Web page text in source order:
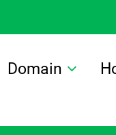
Domain